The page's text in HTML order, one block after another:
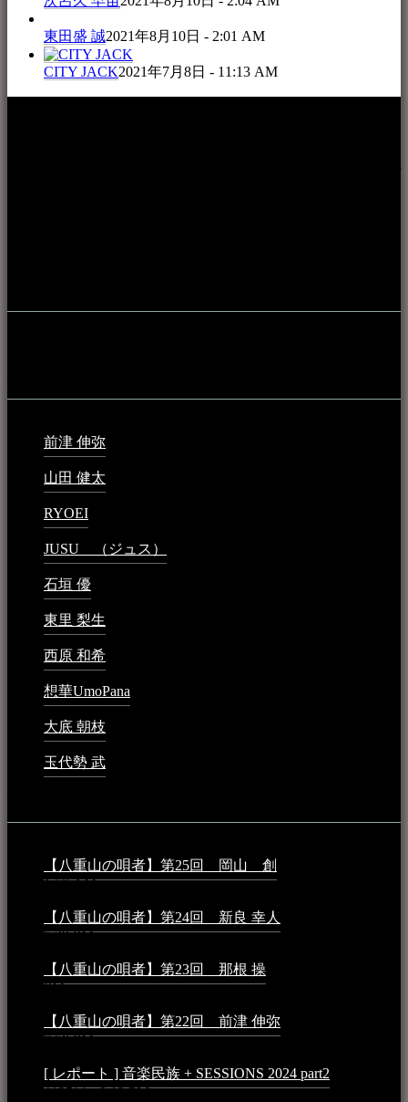
東田盛 誠2021年8月10日 - 2:01 AM
CITY JACK2021年7月8日 - 11:13 AM
前津 伸弥
山田 健太
RYOEI
JUSU （ジュス）
石垣 優
東里 梨生
西原 和希
想華UmoPana
大底 朝枝
玉代勢 武
【八重山の唄者】第25回 岡山 創
1:50 AM
【八重山の唄者】第24回 新良 幸人
5:29 PM
【八重山の唄者】第23回 那根 操
PM
【八重山の唄者】第22回 前津 伸弥
7:50 PM
[ レポート ] 音楽民族 + SESSIONS 2024 part2
月25日 - 9:13 PM